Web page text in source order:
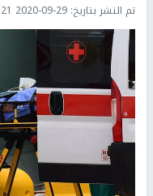
تم النشر بتاريخ: 2020-09-29 22:21